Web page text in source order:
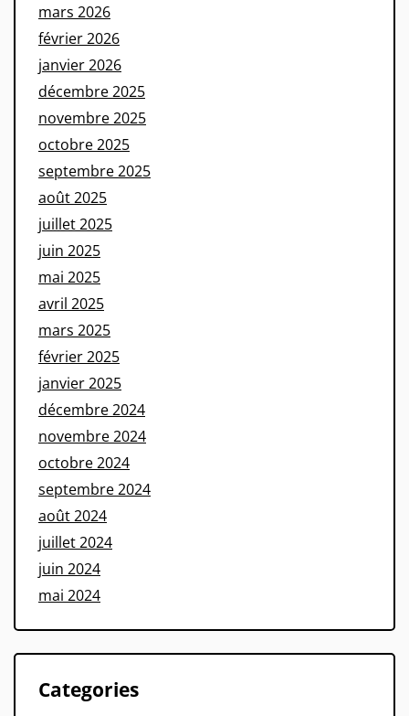
mars 2026
février 2026
janvier 2026
décembre 2025
novembre 2025
octobre 2025
septembre 2025
août 2025
juillet 2025
juin 2025
mai 2025
avril 2025
mars 2025
février 2025
janvier 2025
décembre 2024
novembre 2024
octobre 2024
septembre 2024
août 2024
juillet 2024
juin 2024
mai 2024
Categories